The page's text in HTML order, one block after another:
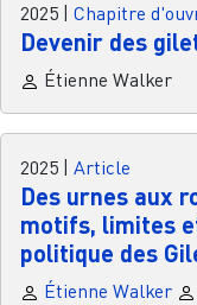
2025 Chapitre
Devenir des
Étienne Walker
2025 Article
Des urnes aux
motifs, limites
politique des
Étienne Walker